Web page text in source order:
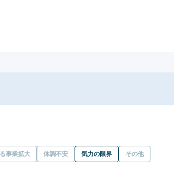
事業拡大 体調不安 気力の限界 その他